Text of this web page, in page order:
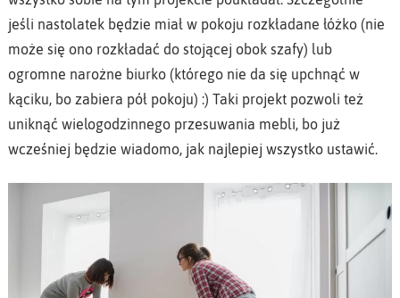
jeśli nastolatek będzie miał w pokoju rozkładane łóżko (nie
może się ono rozkładać do stojącej obok szafy) lub
ogromne narożne biurko (którego nie da się upchnąć w
kąciku, bo zabiera pół pokoju) :) Taki projekt pozwoli też
uniknąć wielogodzinnego przesuwania mebli, bo już
wcześniej będzie wiadomo, jak najlepiej wszystko ustawić.